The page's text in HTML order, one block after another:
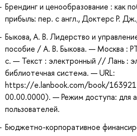
Брендинг и ценообразование : как
прибыль: пер. с англ., Доктерс Р.
Быкова, А. В. Лидерство и
пособие / А. В. Быкова. — Москва :
с. — Текст : электронный // Лань :
библиотечная система. — URL:
https://e.lanbook.com/book/163921
00.00.0000). — Режим доступа: для
пользователей.
Бюджетно-корпоративное